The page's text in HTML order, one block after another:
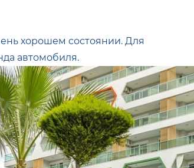
хорошем состоянии. Для
автомобиля.